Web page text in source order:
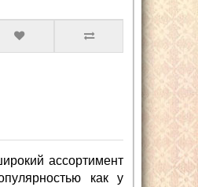
ассортимент
как у